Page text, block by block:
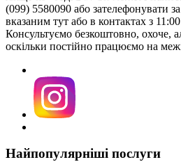
(099) 5580090 або зателефонувати
вказаним тут або в контактах з
Консультуємо безкоштовно, охоче,
оскільки постійно працюємо на
Найпопулярніші послуги